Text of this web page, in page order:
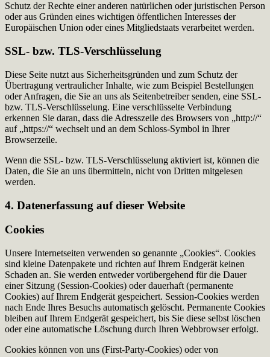
Schutz der Rechte einer anderen natürlichen oder juristischen Person
oder aus Gründen eines wichtigen öffentlichen Interesses der
Europäischen Union oder eines Mitgliedstaats verarbeitet werden.
SSL- bzw. TLS-Verschlüsselung
Diese Seite nutzt aus Sicherheitsgründen und zum Schutz der
Übertragung vertraulicher Inhalte, wie zum Beispiel Bestellungen
oder Anfragen, die Sie an uns als Seitenbetreiber senden, eine SSL-
bzw. TLS-Verschlüsselung. Eine verschlüsselte Verbindung
erkennen Sie daran, dass die Adresszeile des Browsers von „http://“
auf „https://“ wechselt und an dem Schloss-Symbol in Ihrer
Browserzeile.
Wenn die SSL- bzw. TLS-Verschlüsselung aktiviert ist, können die
Daten, die Sie an uns übermitteln, nicht von Dritten mitgelesen
werden.
4. Datenerfassung auf dieser Website
Cookies
Unsere Internetseiten verwenden so genannte „Cookies“. Cookies
sind kleine Datenpakete und richten auf Ihrem Endgerät keinen
Schaden an. Sie werden entweder vorübergehend für die Dauer
einer Sitzung (Session-Cookies) oder dauerhaft (permanente
Cookies) auf Ihrem Endgerät gespeichert. Session-Cookies werden
nach Ende Ihres Besuchs automatisch gelöscht. Permanente Cookies
bleiben auf Ihrem Endgerät gespeichert, bis Sie diese selbst löschen
oder eine automatische Löschung durch Ihren Webbrowser erfolgt.
Cookies können von uns (First-Party-Cookies) oder von